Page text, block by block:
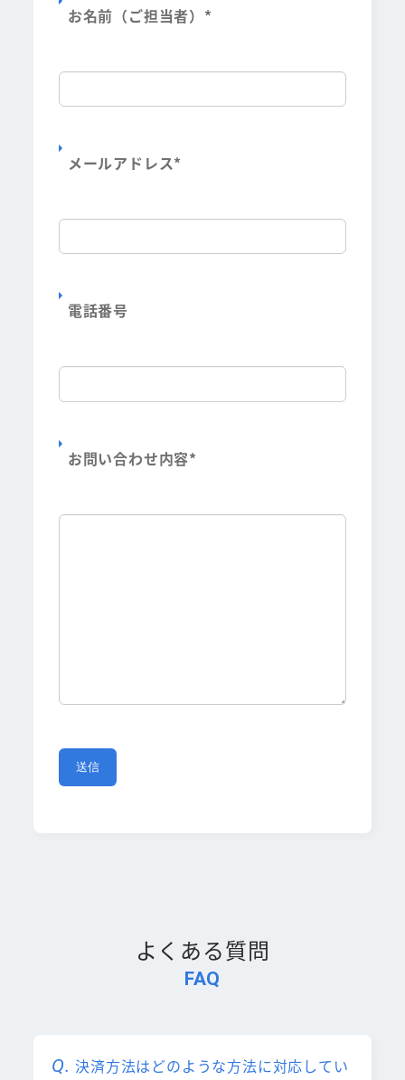
お名前（ご担当者） *
メールアドレス*
電話番号
お問い合わせ内容*
FAQ
よくある質問
決済方法はどのような方法に対応してい